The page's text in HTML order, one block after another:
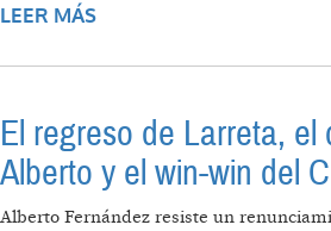
LEER MÁS
El regreso de Larreta, el
Alberto y el win-win del
Alberto Fernández resiste un